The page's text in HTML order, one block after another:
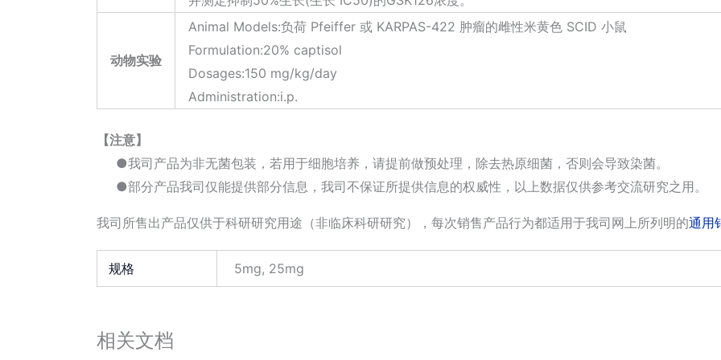
动物实验
Animal Models:负荷 Pfeiffer 或 KARPAS-422 肿瘤的雌性米黄色 SCID 小鼠
Formulation:20% captisol
Dosages:150 mg/kg/day
Administration:i.p.
【注意】
●我司产品为非无菌包装，若用于细胞培养，请提前做预处理，除去热原细菌，否则会导致染菌。
●部分产品我司仅能提供部分信息，我司不保证所提供信息的权威性，以上数据仅供参考交流研究之用。
我司所售出产品仅供于科研研究用途（非临床科研研究），每次销售产品行为都适用于我司网上所列明的通用
规格 5mg, 25mg
相关文档